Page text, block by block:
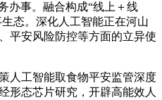
办事。融合构成“线上＋线
生态。深化人工智能正在河山
平安风险防控等方面的立异使
工智能取食物平安监管深度
形态芯片研究，开辟高能效人